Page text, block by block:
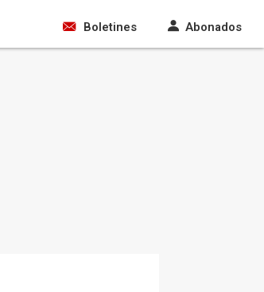
Boletines Abonados